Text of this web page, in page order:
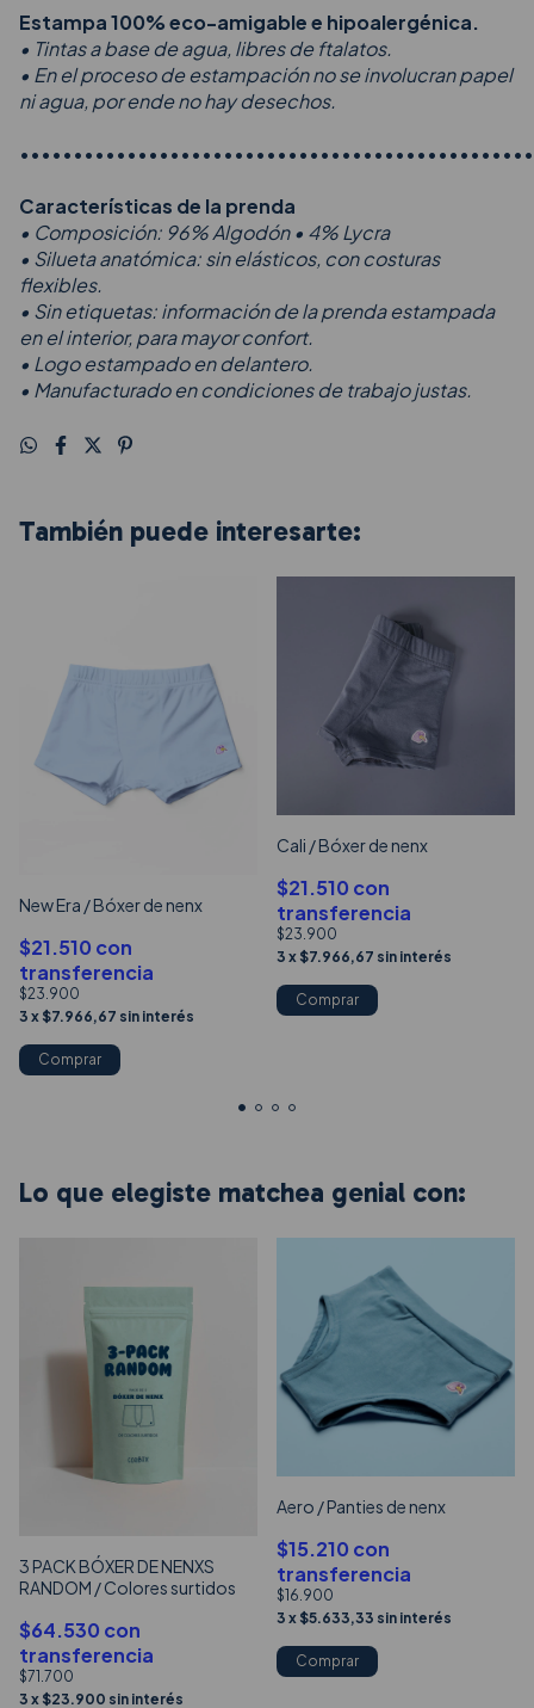
Estampa 100% eco-amigable e hipoalergénica.
• Tintas a base de agua, libres de ftalatos.
• En el proceso de estampación no se involucran papel
ni agua, por ende no hay desechos.
Características de la prenda
• Composición: 96% Algodón • 4% Lycra
• Silueta anatómica: sin elásticos, con costuras
flexibles.
• Sin etiquetas: información de la prenda estampada
en el interior, para mayor confort.
• Logo estampado en delantero.
• Manufacturado en condiciones de trabajo justas.
También puede interesarte:
New Era / Bóxer de nenx
$23.900
3 x $7.966,67 sin interés
$21.510 con
transferencia
Comprar
Cali / Bóxer de nenx
$23.900
3 x $7.966,67 sin interés
$21.510 con
transferencia
Comprar
Lo que elegiste matchea genial con:
3 PACK BÓXER DE NENXS
RANDOM / Colores surtidos
$71.700
3 x $23.900 sin interés
$64.530 con
transferencia
Aero / Panties de nenx
$16.900
3 x $5.633,33 sin interés
$15.210 con
transferencia
Comprar